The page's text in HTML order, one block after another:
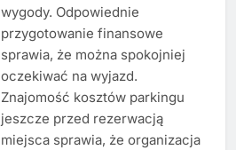
wygody. Odpowiednie
przygotowanie finansowe
sprawia, że można spokojniej
oczekiwać na wyjazd.
Znajomość kosztów parkingu
jeszcze przed rezerwacją
miejsca sprawia, że organizacja